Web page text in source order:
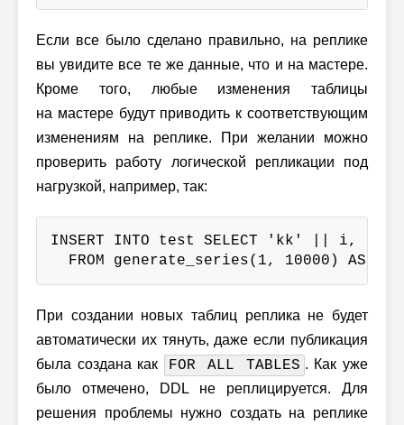
Если все было сделано правильно, на реплике
вы увидите все те же данные, что и на мастере.
Кроме того, любые изменения таблицы
на мастере будут приводить к соответствующим
изменениям на реплике. При желании можно
проверить работу логической репликации под
нагрузкой, например, так:
INSERT INTO test SELECT 'kk' || i,
  FROM generate_series(1, 10000) AS i;
При создании новых таблиц реплика не будет
автоматически их тянуть, даже если публикация
была создана как
FOR ALL TABLES . Как уже
было отмечено, DDL не реплицируется. Для
решения проблемы нужно создать на реплике